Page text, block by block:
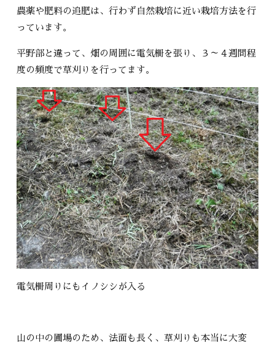
農薬や肥料の追肥は、行わず自然栽培に近い栽培方法を行
っています。
平野部と違って、畑の周囲に電気柵を張り、３～４週間程
度の頻度で草刈りを行ってます。
電気柵周りにもイノシシが入る
山の中の圃場のため、法面も長く、草刈りも本当に大変